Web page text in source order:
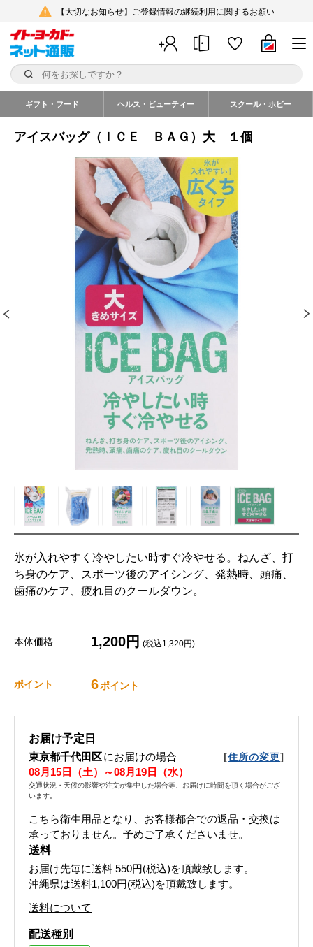
【大切なお知らせ】ご登録情報の継続利用に関するお願い
ギフト・フード ヘルス・ビューティー スクール・ホビー
アイスバッグ（ＩＣＥ ＢＡＧ）大 １個
氷が入れやすく冷やしたい時すぐ冷やせる。ねんざ、打
ち身のケア、スポーツ後のアイシング、発熱時、頭痛、
歯痛のケア、疲れ目のクールダウン。
本体価格 1,200円 (税込1,320円)
ポイント 6ポイント
お届け予定日
東京都千代田区にお届けの場合 [住所の変更]
08月15日（土）～08月19日（水）
交通状況・天候の影響や注文が集中した場合等、お届けに時間を頂く場合がござ
います。
こちら衛生用品となり、お客様都合での返品・交換は
承っておりません。予めご了承くださいませ。
送料
お届け先毎に送料 550円(税込)を頂戴致します。
沖縄県は送料1,100円(税込)を頂戴致します。
送料について
配送種別